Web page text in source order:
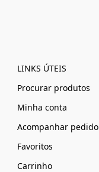
LINKS ÚTEIS
Procurar produtos
Minha conta
Acompanhar pedido
Favoritos
Carrinho